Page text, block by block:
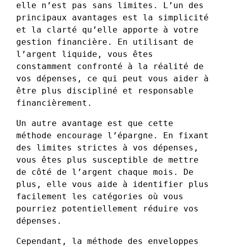
elle n’est pas sans limites. L’un des
principaux avantages est la simplicité
et la clarté qu’elle apporte à votre
gestion financière. En utilisant de
l’argent liquide, vous êtes
constamment confronté à la réalité de
vos dépenses, ce qui peut vous aider à
être plus discipliné et responsable
financièrement.
Un autre avantage est que cette
méthode encourage l’épargne. En fixant
des limites strictes à vos dépenses,
vous êtes plus susceptible de mettre
de côté de l’argent chaque mois. De
plus, elle vous aide à identifier plus
facilement les catégories où vous
pourriez potentiellement réduire vos
dépenses.
Cependant, la méthode des enveloppes